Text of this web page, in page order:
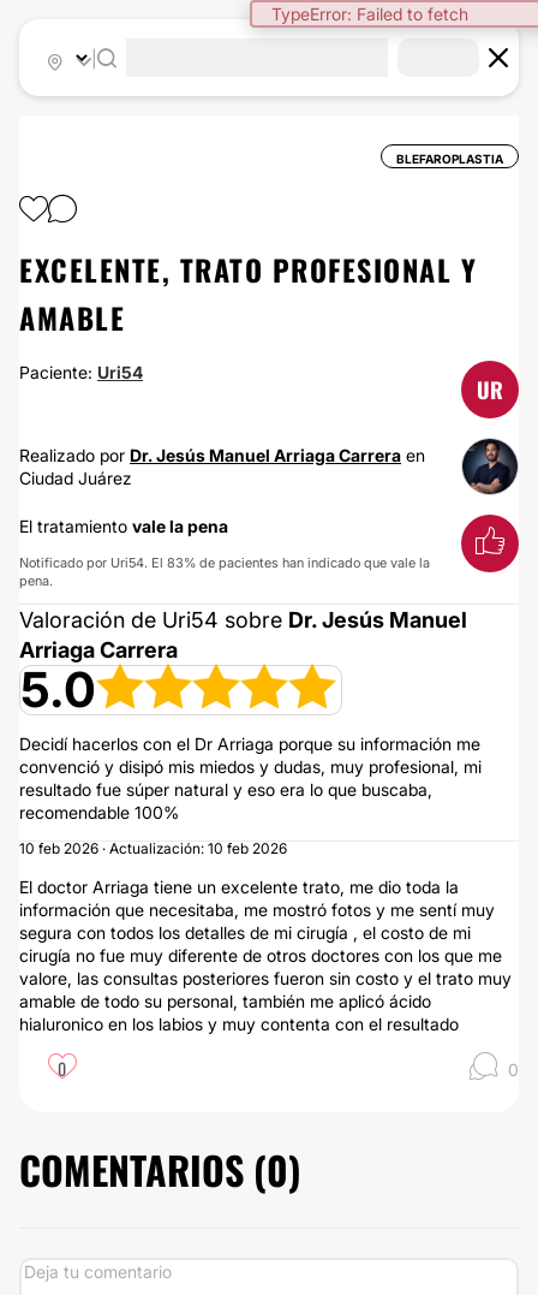
TypeError: Failed to fetch
BLEFAROPLASTIA
EXCELENTE, TRATO PROFESIONAL Y
AMABLE
Paciente: Uri54
UR
Realizado por Dr. Jesús Manuel Arriaga Carrera en
Ciudad Juárez
El tratamiento vale la pena
Notificado por Uri54. El 83% de pacientes han indicado que vale la
pena.
Valoración de Uri54 sobre Dr. Jesús Manuel
Arriaga Carrera
5.0
Decidí hacerlos con el Dr Arriaga porque su información me
convenció y disipó mis miedos y dudas, muy profesional, mi
resultado fue súper natural y eso era lo que buscaba,
recomendable 100%
10 feb 2026 · Actualización: 10 feb 2026
El doctor Arriaga tiene un excelente trato, me dio toda la
información que necesitaba, me mostró fotos y me sentí muy
segura con todos los detalles de mi cirugía , el costo de mi
cirugía no fue muy diferente de otros doctores con los que me
valore, las consultas posteriores fueron sin costo y el trato muy
amable de todo su personal, también me aplicó ácido
hialuronico en los labios y muy contenta con el resultado
0 0
COMENTARIOS (0)